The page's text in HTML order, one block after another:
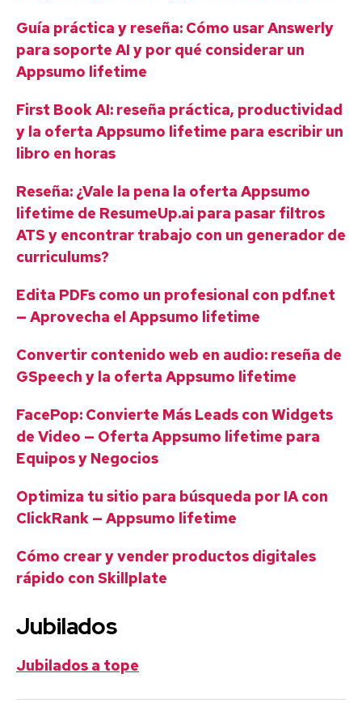
Guía práctica y reseña: Cómo usar Answerly
para soporte AI y por qué considerar un
Appsumo lifetime
First Book AI: reseña práctica, productividad
y la oferta Appsumo lifetime para escribir un
libro en horas
Reseña: ¿Vale la pena la oferta Appsumo
lifetime de ResumeUp.ai para pasar filtros
ATS y encontrar trabajo con un generador de
curriculums?
Edita PDFs como un profesional con pdf.net
— Aprovecha el Appsumo lifetime
Convertir contenido web en audio: reseña de
GSpeech y la oferta Appsumo lifetime
FacePop: Convierte Más Leads con Widgets
de Video — Oferta Appsumo lifetime para
Equipos y Negocios
Optimiza tu sitio para búsqueda por IA con
ClickRank — Appsumo lifetime
Cómo crear y vender productos digitales
rápido con Skillplate
Jubilados
Jubilados a tope